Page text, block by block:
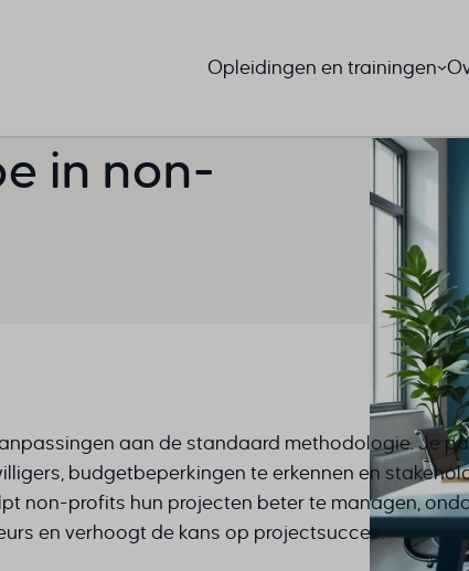
Opleidingen en trainingen
in non-
aan de standaard methodologie. Je
budgetbeperkingen te erkennen en
non-profits hun projecten beter te managen,
en verhoogt de kans op projectsucces.